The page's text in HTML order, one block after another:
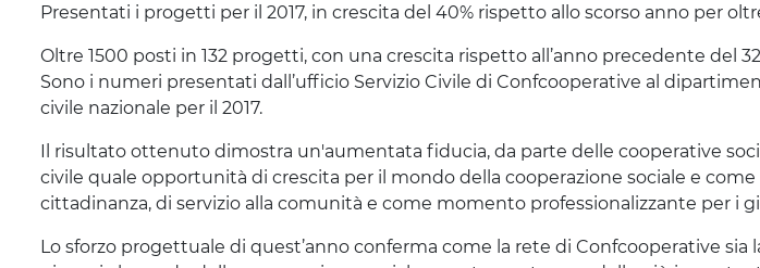
Presentati i progetti per il 2017, in crescita del 40% rispetto allo scorso anno per
Oltre 1500 posti in 132 progetti, con una crescita rispetto all’anno precedente del
Sono i numeri presentati dall’ufficio Servizio Civile di Confcooperative al
civile nazionale per il 2017.
Il risultato ottenuto dimostra un'aumentata fiducia, da parte delle cooperative
civile quale opportunità di crescita per il mondo della cooperazione sociale e
cittadinanza, di servizio alla comunità e come momento professionalizzante per i
Lo sforzo progettuale di quest’anno conferma come la rete di Confcooperative sia